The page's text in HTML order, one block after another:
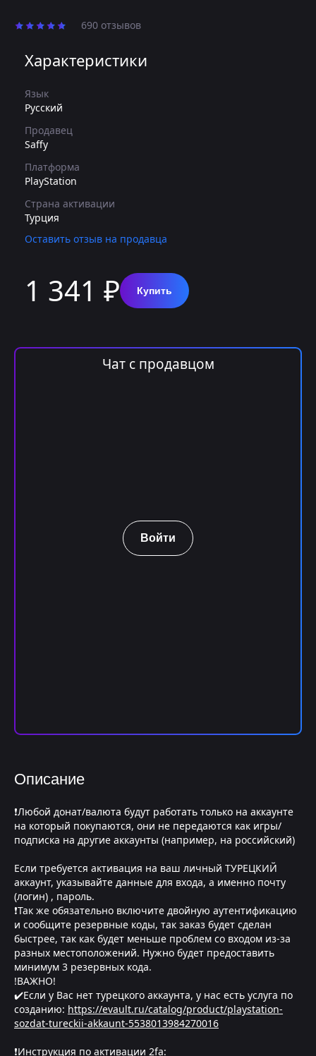
690 отзывов
Характеристики
Язык
Русский
Продавец
Saffy
Платформа
PlayStation
Страна активации
Турция
Оставить отзыв на продавца
1 341 ₽ Купить
Чат с продавцом
Войти
Описание
❗Любой донат/валюта будут работать только на аккаунте
на который покупаются, они не передаются как игры/
подписка на другие аккаунты (например, на российский)
Если требуется активация на ваш личный ТУРЕЦКИЙ
аккаунт, указывайте данные для входа, а именно почту
(логин) , пароль.
❗Так же обязательно включите двойную аутентификацию
и сообщите резервные коды, так заказ будет сделан
быстрее, так как будет меньше проблем со входом из-за
разных местоположений. Нужно будет предоставить
минимум 3 резервных кода.
!ВАЖНО!
✔️Если у Вас нет турецкого аккаунта, у нас есть услуга по
созданию: https://evault.ru/catalog/product/playstation-
sozdat-tureckii-akkaunt-5538013984270016
❗Инструкция по активации 2fa: